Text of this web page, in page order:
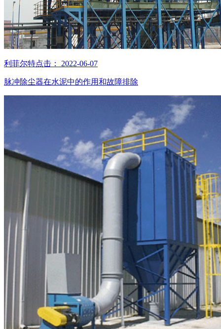
利菲尔特点击： 2022-06-07
脉冲除尘器在水泥中的作用和故障排除